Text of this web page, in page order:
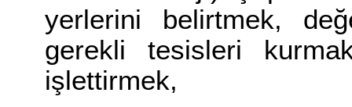
yerlerini belirtmek,
gerekli tesisleri
işlettirmek,